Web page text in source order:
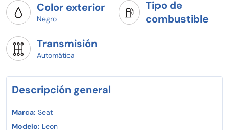
Color exterior
Negro
Tipo de
combustible
Transmisión
Automática
Descripción general
Marca: Seat
Modelo: Leon